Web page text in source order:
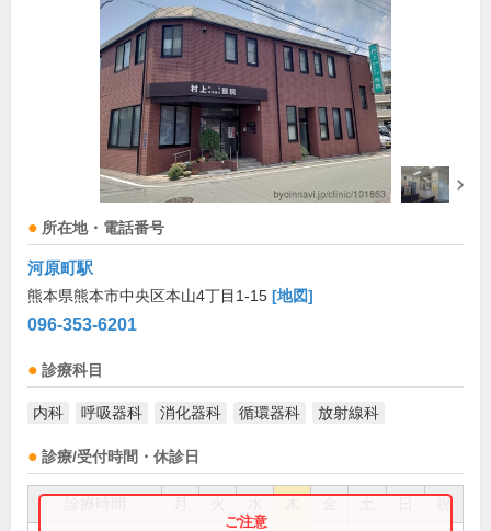
所在地・電話番号
河原町駅
熊本県熊本市中央区本山4丁目1-15 [地図]
096-353-6201
診療科目
内科 呼吸器科 消化器科 循環器科 放射線科
診療/受付時間・休診日
祝